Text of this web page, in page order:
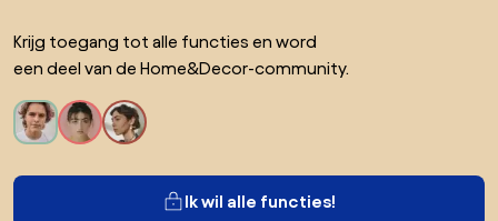
Krijg toegang tot alle functies en word
een deel van de Home&Decor-community.
Ik wil alle functies!